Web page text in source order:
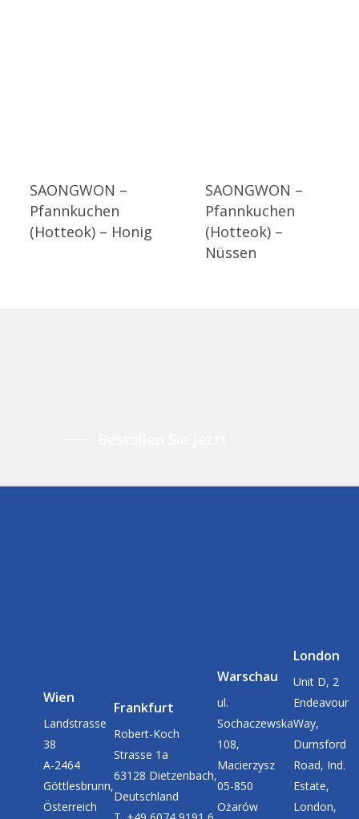
SAONGWON –
Pfannkuchen
(Hotteok) – Honig
SAONGWON –
Pfannkuchen
(Hotteok) –
Nüssen
Wien
Landstrasse
38
A-2464
Göttlesbrunn,
Österreich
Frankfurt
Robert-Koch
Strasse 1a
63128 Dietzenbach,
Deutschland
Warschau
ul.
Sochaczewska
108,
Macierzysz
05-850
Ożarów
London
Unit D, 2
Endeavour
Way,
Durnsford
Road, Ind.
Estate,
London,